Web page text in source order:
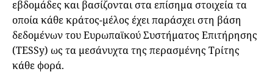
εβδομάδες και βασίζονται στα επίσημα στοιχεία τα
οποία κάθε κράτος-μέλος έχει παράσχει στη βάση
δεδομένων του Ευρωπαϊκού Συστήματος Επιτήρησης
(TESSy) ως τα μεσάνυχτα της περασμένης Τρίτης
κάθε φορά.